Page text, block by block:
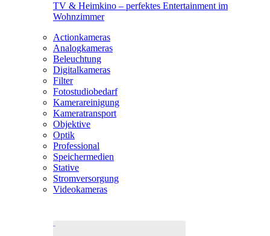
TV & Heimkino – perfektes Entertainment im
Wohnzimmer
Actionkameras
Analogkameras
Beleuchtung
Digitalkameras
Filter
Fotostudiobedarf
Kamerareinigung
Kameratransport
Objektive
Optik
Professional
Speichermedien
Stative
Stromversorgung
Videokameras